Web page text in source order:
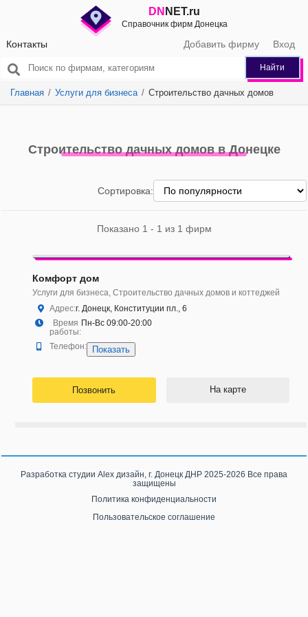
DN NET.ru
Справочник фирм Донецка
Контакты Добавить фирму Вход
Найти
Главная Услуги для бизнеса Строительство дачных домов
Строительство дачных домов в Донецке
Сортировка:
Показано 1 - 1 из 1 фирм
Комфорт дом
Услуги для бизнеса, Строительство дачных домов и коттеджей
Адрес:г. Донецк, Конституции пл., 6
Время
работы:
Пн-Вс 09:00-20:00
Телефон: Показать
Позвонить На карте
Разработка студии Alex дизайн, г. Донецк ДНР 2025-2026 Все права
защищены
Политика конфиденциальности
Пользовательское соглашение